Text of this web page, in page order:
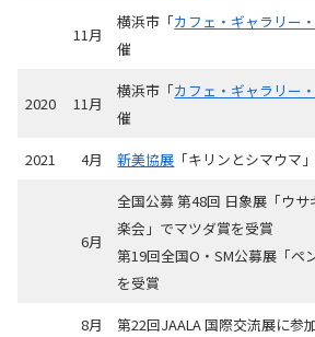
11月
横浜市「カフェ・ギャラリー
催
2020 11月
横浜市「カフェ・ギャラリー
催
2021
4月 新美協展 「キリンとシマウマ
6月
全国公募 第48回 日象展「ウ
楽会」でマツダ賞を受賞
第19回全国O・SM公募展「ペ
を受賞
8月
第22回JAALA 国際交流展に参